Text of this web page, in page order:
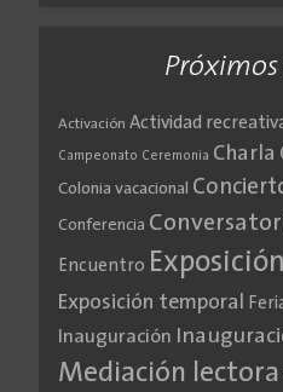
Activación Actividad
Campeonato Ceremonia Charla
Colonia vacacional
Conferencia
Encuentro Exposición
Exposición temporal
Inauguración
Mediación lectora